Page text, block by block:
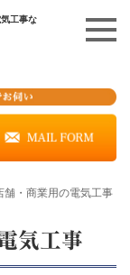
工事な
舗・商業用の電気工事
気工事